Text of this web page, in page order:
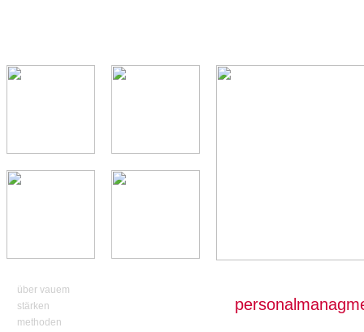
über vauem
stärken
methoden